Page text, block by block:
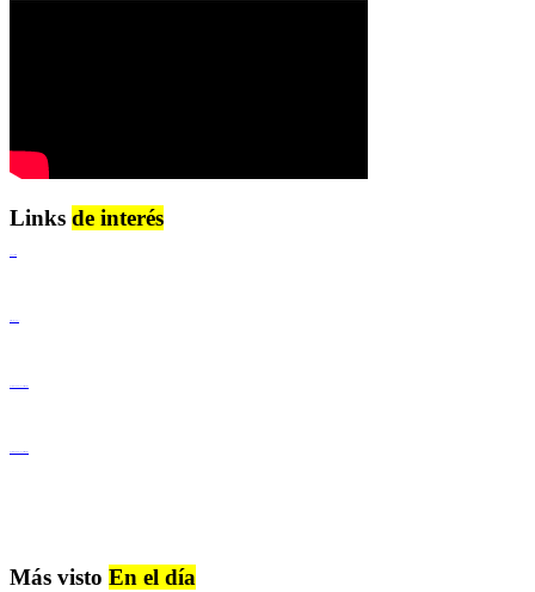
Links de interés
Más visto En el día